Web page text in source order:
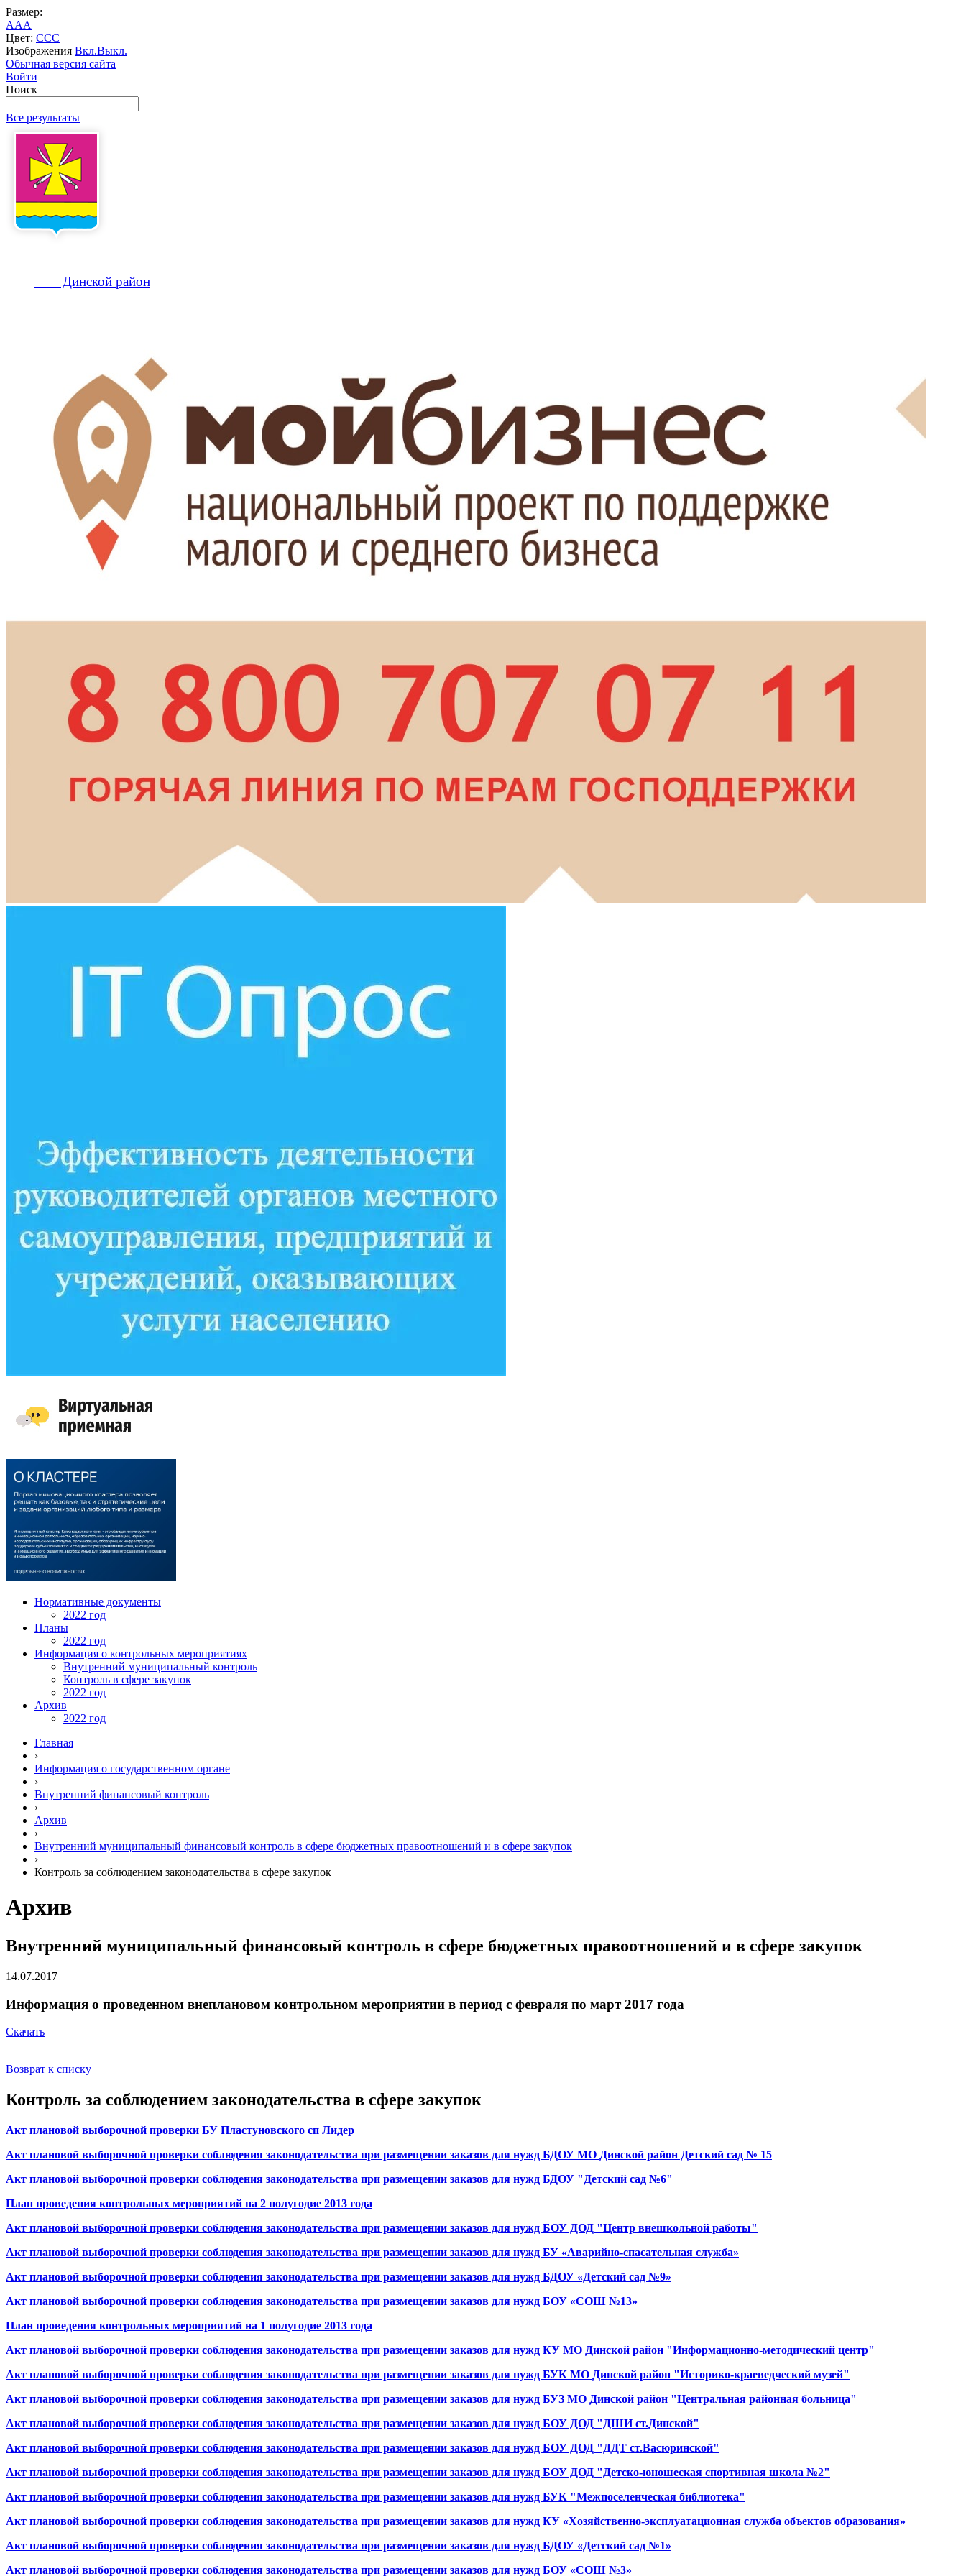
Размер:
AAA
Цвет: CCC
Изображения Вкл.Выкл.
Обычная версия сайта
Войти
Поиск
Все результаты
Динской район
Нормативные документы
2022 год
Планы
2022 год
Информация о контрольных мероприятиях
Внутренний муниципальный контроль
Контроль в сфере закупок
2022 год
Архив
2022 год
Главная
›
Информация о государственном органе
›
Внутренний финансовый контроль
›
Архив
›
Внутренний муниципальный финансовый контроль в сфере бюджетных правоотношений и в сфере закупок
›
Контроль за соблюдением законодательства в сфере закупок
Архив
Внутренний муниципальный финансовый контроль в сфере бюджетных правоотношений и в сфере закупок
14.07.2017
Информация о проведенном внеплановом контрольном мероприятии в период с февраля по март 2017 года
Скачать
Возврат к списку
Контроль за соблюдением законодательства в сфере закупок
Акт плановой выборочной проверки БУ Пластуновского сп Лидер
Акт плановой выборочной проверки соблюдения законодательства при размещении заказов для нужд БДОУ МО Динской район Детский сад № 15
Акт плановой выборочной проверки соблюдения законодательства при размещении заказов для нужд БДОУ "Детский сад №6"
План проведения контрольных мероприятий на 2 полугодие 2013 года
Акт плановой выборочной проверки соблюдения законодательства при размещении заказов для нужд БОУ ДОД "Центр внешкольной работы"
Акт плановой выборочной проверки соблюдения законодательства при размещении заказов для нужд БУ «Аварийно-спасательная служба»
Акт плановой выборочной проверки соблюдения законодательства при размещении заказов для нужд БДОУ «Детский сад №9»
Акт плановой выборочной проверки соблюдения законодательства при размещении заказов для нужд БОУ «СОШ №13»
План проведения контрольных мероприятий на 1 полугодие 2013 года
Акт плановой выборочной проверки соблюдения законодательства при размещении заказов для нужд КУ МО Динской район "Информационно-методический центр"
Акт плановой выборочной проверки соблюдения законодательства при размещении заказов для нужд БУК МО Динской район "Историко-краеведческий музей"
Акт плановой выборочной проверки соблюдения законодательства при размещении заказов для нужд БУЗ МО Динской район "Центральная районная больница"
Акт плановой выборочной проверки соблюдения законодательства при размещении заказов для нужд БОУ ДОД "ДШИ ст.Динской"
Акт плановой выборочной проверки соблюдения законодательства при размещении заказов для нужд БОУ ДОД "ДДТ ст.Васюринской"
Акт плановой выборочной проверки соблюдения законодательства при размещении заказов для нужд БОУ ДОД "Детско-юношеская спортивная школа №2"
Акт плановой выборочной проверки соблюдения законодательства при размещении заказов для нужд БУК "Межпоселенческая библиотека"
Акт плановой выборочной проверки соблюдения законодательства при размещении заказов для нужд КУ «Хозяйственно-эксплуатационная служба объектов образования»
Акт плановой выборочной проверки соблюдения законодательства при размещении заказов для нужд БДОУ «Детский сад №1»
Акт плановой выборочной проверки соблюдения законодательства при размещении заказов для нужд БОУ «СОШ №3»